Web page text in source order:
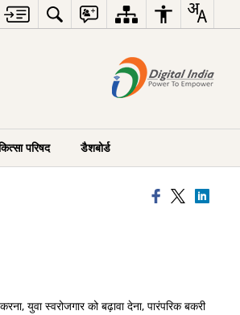
परिषद डैशबोर्ड
युवा स्वरोजगार को बढ़ावा देना, पारंपरिक बकरी